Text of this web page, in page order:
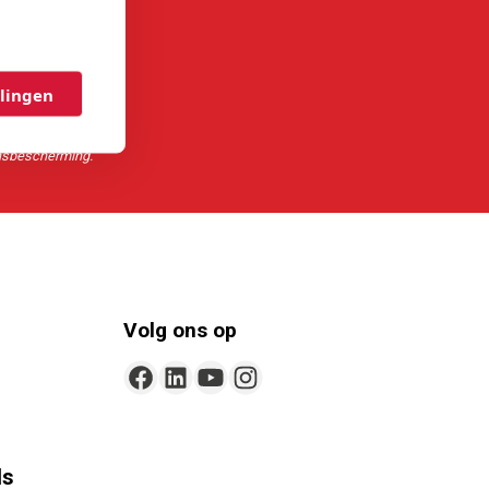
Volg ons op